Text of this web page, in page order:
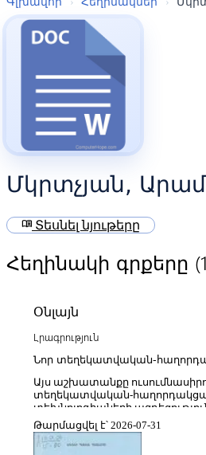
Մկրտչյան, Արամ
menu_book Տեսնել նյութերը
Հեղինակի գրքերը
Օնլայն
Լրագրություն
Նոր տեղեկատվական-
Այս աշխատանքը
տեղեկատվական-
տեխնոլոգիաների
զարգացման վրա՝ ընդգծելով
արագ թվայնացումը,
արտադրության և տարածման
Թարմացվել է՝ 2026-07-31